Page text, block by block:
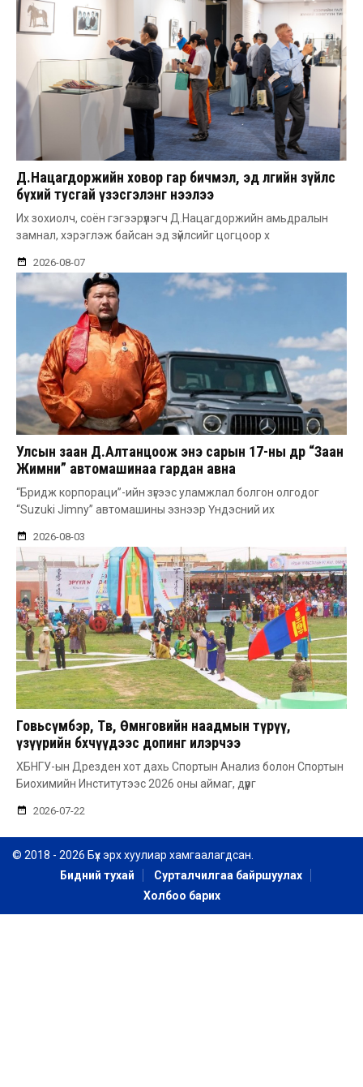
Д.Нацагдоржийн ховор гар бичмэл, эд өлгийн зүйлс
бүхий тусгай үзэсгэлэнг нээлээ
Их зохиолч, соён гэгээрүүлэгч Д.Нацагдоржийн амьдралын
замнал, хэрэглэж байсан эд зүйлсийг цогцоор х
2026-08-07
Улсын заан Д.Алтанцоож энэ сарын 17-ны өдөр “Заан
Жимни” автомашинаа гардан авна
“Бридж корпораци”-ийн зүгээс уламжлал болгон олгодог
“Suzuki Jimny” автомашины эзнээр Үндэсний их
2026-08-03
Говьсүмбэр, Төв, Өмнөговийн наадмын түрүү,
үзүүрийн бөхчүүдээс допинг илэрчээ
ХБНГУ-ын Дрезден хот дахь Спортын Анализ болон Спортын
Биохимийн Институтээс 2026 оны аймаг, дүүрг
2026-07-22
© 2018 - 2026 Бүх эрх хуулиар хамгаалагдсан.
Бидний тухай
Сурталчилгаа байршуулах
Холбоо барих